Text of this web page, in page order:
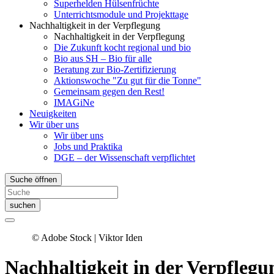
Superhelden Hülsenfrüchte
Unterrichtsmodule und Projekttage
Nachhaltigkeit in der Verpflegung
Nachhaltigkeit in der Verpflegung
Die Zukunft kocht regional und bio
Bio aus SH – Bio für alle
Beratung zur Bio-Zertifizierung
Aktionswoche "Zu gut für die Tonne"
Gemeinsam gegen den Rest!
IMAGiNe
Neuigkeiten
Wir über uns
Wir über uns
Jobs und Praktika
DGE – der Wissenschaft verpflichtet
Suche öffnen
suchen
© Adobe Stock | Viktor Iden
Nachhaltigkeit in der